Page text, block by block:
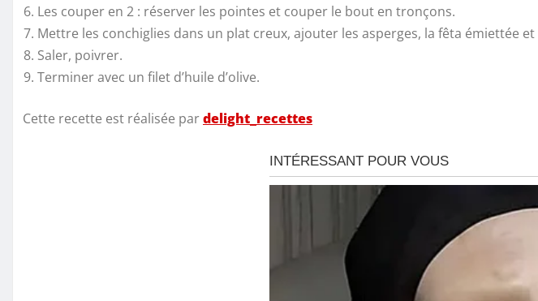
Les couper en 2 : réserver les pointes et couper le bout en tronçons.
Mettre les conchiglies dans un plat creux, ajouter les asperges, la fêta émiettée et
Saler, poivrer.
Terminer avec un filet d’huile d’olive.
Cette recette est réalisée pardelight_recettes